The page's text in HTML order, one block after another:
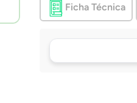
Ficha Técnica
Tu compra, directo